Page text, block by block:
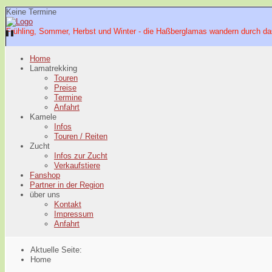
Keine Termine
Frühling, Sommer, Herbst und Winter - die Haßberglamas wandern durch
Home
Lamatrekking
Touren
Preise
Termine
Anfahrt
Kamele
Infos
Touren / Reiten
Zucht
Infos zur Zucht
Verkaufstiere
Fanshop
Partner in der Region
über uns
Kontakt
Impressum
Anfahrt
Aktuelle Seite:
Home